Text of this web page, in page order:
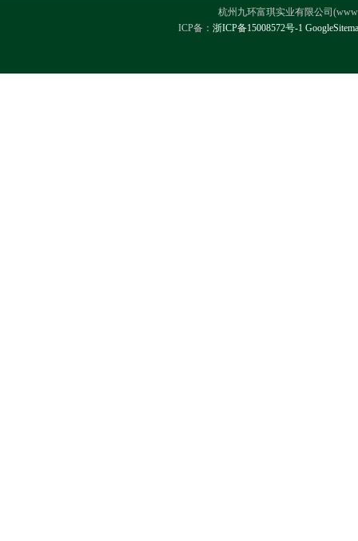
杭州九环富琪实业有限公司
ICP备： 浙ICP备15008572号-1